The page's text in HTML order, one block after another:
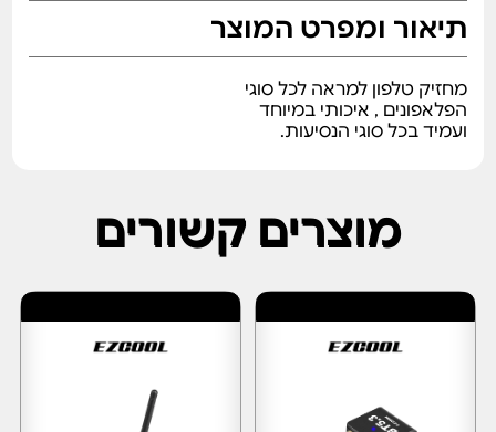
תיאור ומפרט המוצר
מחזיק טלפון למראה לכל סוגי
הפלאפונים , איכותי במיוחד
ועמיד בכל סוגי הנסיעות.
מוצרים קשורים